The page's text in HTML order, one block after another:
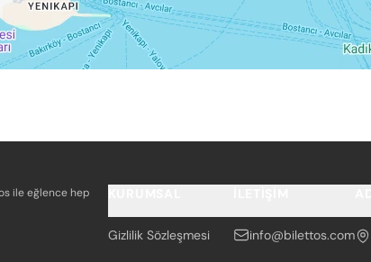
ile eğlence hep
Gizlilik Sözleşmesi info@bilettos.com